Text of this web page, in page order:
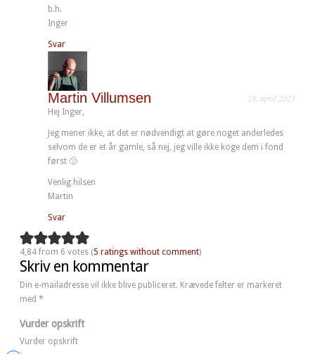
b.h.
Inger
Svar
Martin Villumsen 28. april 2023
Hej Inger,
Jeg mener ikke, at det er nødvendigt at gøre noget anderledes
selvom de er et år gamle, så nej, jeg ville ikke koge dem i fond
først 🙂
Venlig hilsen
Martin
Svar
4,84 from 6 votes (5 ratings without comment)
Skriv en kommentar
Din e-mailadresse vil ikke blive publiceret. Krævede felter er markeret
med *
Vurder opskrift
Vurder opskrift